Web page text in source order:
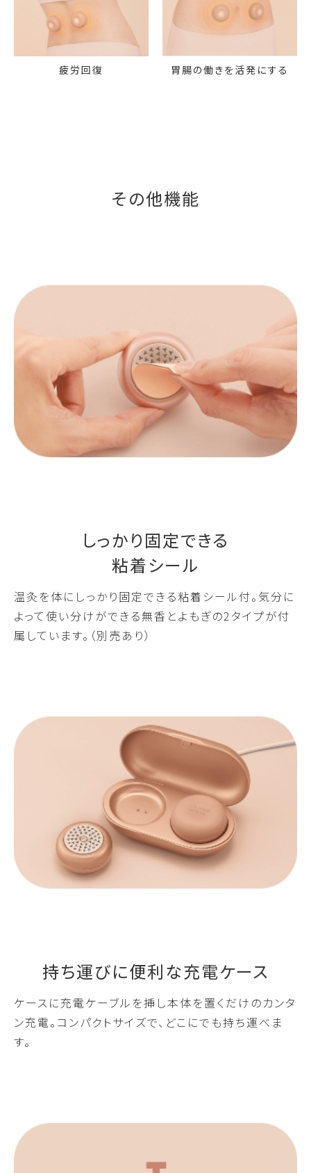
疲労回復 胃腸の働きを活発にする
その他機能
しっかり固定できる
粘着シール
温灸を体にしっかり固定できる粘着シール付。気分に
よって使い分けができる無香とよもぎの2タイプが付
属しています。（別売あり）
持ち運びに便利な充電ケース
ケースに充電ケーブルを挿し本体を置くだけのカンタ
ン充電。コンパクトサイズで、どこにでも持ち運べま
す。